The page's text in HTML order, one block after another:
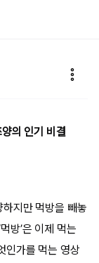
의 인기 비결
지만 먹방을 빼놓
방’은 이제 먹는
인가를 먹는 영상